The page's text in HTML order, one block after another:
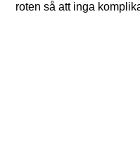
roten så att inga